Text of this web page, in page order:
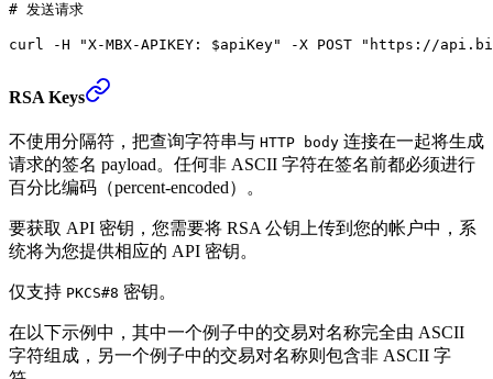
# 发送请求
curl -H "X-MBX-APIKEY: $apiKey" -X POST "https://
RSA Keys
不使用分隔符，把查询字符串与 HTTP body 连接在一起将生成
请求的签名 payload。任何非 ASCII 字符在签名前都必须进行
百分比编码（percent-encoded）。
要获取 API 密钥，您需要将 RSA 公钥上传到您的帐户中，系
统将为您提供相应的 API 密钥。
仅支持 PKCS#8 密钥。
在以下示例中，其中一个例子中的交易对名称完全由 ASCII
字符组成，另一个例子中的交易对名称则包含非 ASCII 字